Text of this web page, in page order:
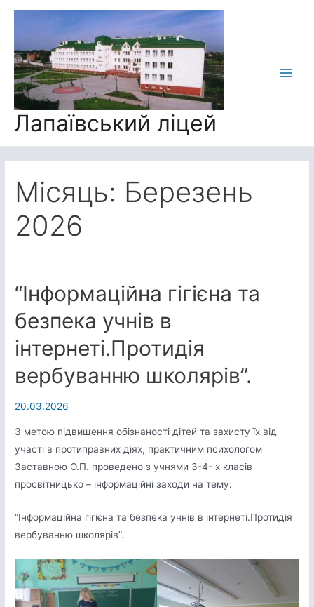
Перейти
Лапаївський ліцей
Місяць: Березень
2026
“Інформаційна гігієна та
безпека учнів в
інтернеті.Протидія
вербуванню школярів”.
20.03.2026
З метою підвищення обізнаності дітей та захисту їх від
участі в протиправних діях, практичним психологом
Заставною О.П. проведено з учнями 3-4- х класів
просвітницько – інформаційні заходи на тему:
“Інформаційна гігієна та безпека учнів в інтернеті.Протидія
вербуванню школярів”.